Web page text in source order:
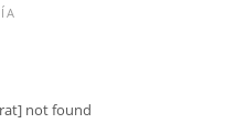
not found